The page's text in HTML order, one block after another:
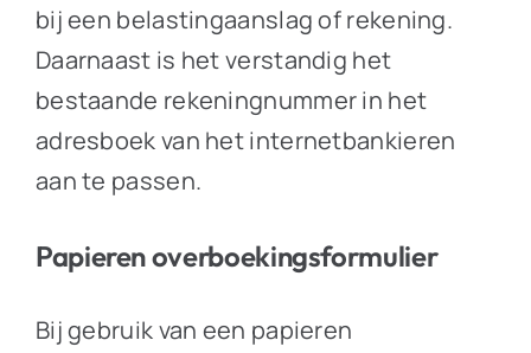
bij een belastingaanslag of rekening.
Daarnaast is het verstandig het
bestaande rekeningnummer in het
adresboek van het internetbankieren
aan te passen.
Papieren overboekingsformulier
Bij gebruik van een papieren